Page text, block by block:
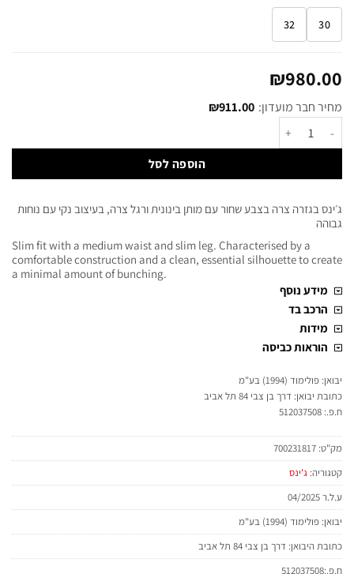
30
32
₪980.00
מחיר חבר מועדון: ₪911.00
הוספה לסל
ג׳ינס בגזרה צרה בצבע שחור עם מותן בינונית ורגל צרה, בעיצוב נקי עם נוחות
גבוהה
Slim fit with a medium waist and slim leg. Characterised by a
comfortable construction and a clean, essential silhouette to create
a minimal amount of bunching.
מידע נוסף
הרכב בד
מידות
הוראות כביסה
יבואן: פולימוד (1994) בע"מ
כתובת יבואן: דרך בן צבי 84 תל אביב
ח.פ.: 512037508
מק"ט: 700231817
קטגוריה: ג'ינס
ע.ל.ר 04/2025
יבואן: פולימוד (1994) בע"מ
כתובת היבואן: דרך בן צבי 84 תל אביב
ח.פ.:512037508